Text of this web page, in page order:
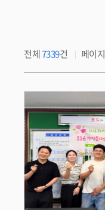
전체7339건 페이지